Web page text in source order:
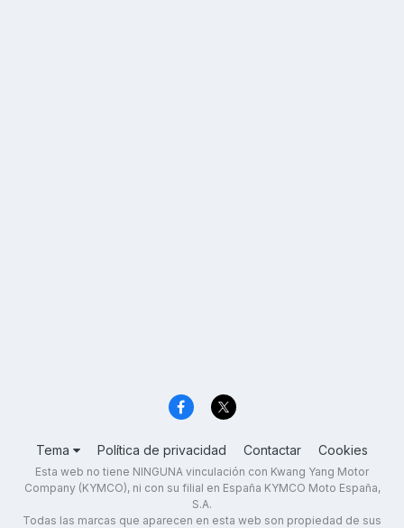
Tema Política de privacidad Contactar Cookies
Esta web no tiene NINGUNA vinculación con Kwang Yang Motor
Company (KYMCO), ni con su filial en España KYMCO Moto España,
S.A.
Todas las marcas que aparecen en esta web son propiedad de sus